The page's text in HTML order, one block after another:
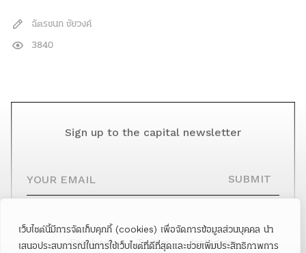
เว็บไซต์นี้มีการจัดเก็บคุกกี้ (cookies) เพื่อจัดการข้อมูลส่วนบุคคล นำ
เสนอประสบการณ์ในการใช้เว็บไซต์ที่ดีที่สุดและช่วยเพิ่มประสิทธิภาพการ
ฉัตรชนก ชัยวงค์
3840
Sign up to the capital newsletter
SUBMIT
Facebook Twitter Instagram